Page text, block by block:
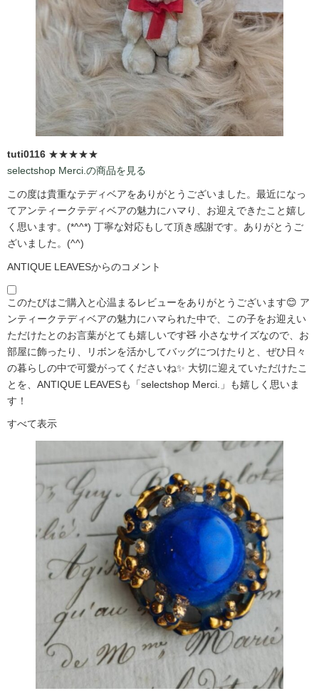
tuti0116 ★★★★★
selectshop Merci.の商品を見る
この度は貴重なテディベアをありがとうございました。最近になっ
てアンティークテディベアの魅力にハマり、お迎えできたこと嬉し
く思います。(*^^*) 丁寧な対応もして頂き感謝です。ありがとうご
ざいました。(^^)
ANTIQUE LEAVESからのコメント
このたびはご購入と心温まるレビューをありがとうございます😊 ア
ンティークテディベアの魅力にハマられた中で、この子をお迎えい
ただけたとのお言葉がとても嬉しいです🧸 小さなサイズなので、お
部屋に飾ったり、リボンを活かしてバッグにつけたりと、ぜひ日々
の暮らしの中で可愛がってくださいね✨ 大切に迎えていただけたこ
とを、ANTIQUE LEAVESも「selectshop Merci.」も嬉しく思いま
す！
すべて表示